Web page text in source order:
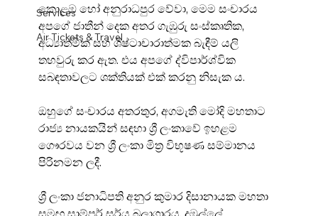
Services
Air Tickets & Travel
කොළඹ හෝ අනුරාධපුර වේවා, මෙම සංචාරය
අපගේ ජාතීන් දෙක අතර ගැඹුරු සංස්කෘතික,
අධ්‍යාත්මික සහ ශිෂ්ටාචාරාත්මක බැඳීම් යලි
තහවුරු කර ඇත. එය අපගේ ද්විපාර්ශ්වික
සබඳතාවලට ශක්තියක් එක් කරනු නිසැක ය.
ඔහුගේ සංචාරය අතරතුර, අගමැති මෝදි මහතාට
රාජ්‍ය නායකයින් සඳහා ශ්‍රී ලංකාවේ ඉහළම
ගෞරවය වන ශ්‍රී ලංකා මිත්‍ර විභූෂණ සම්මානය
පිරිනමන ලදී.
ශ්‍රී ලංකා ජනාධිපති අනුර කුමාර දිසානායක මහතා